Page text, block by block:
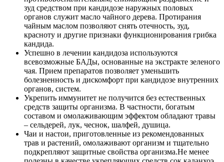
зуд средством при кандидозе наружных половых
органов служит масло чайного дерева. Протирания
чайным маслом позволяют снять отечность, зуд,
красноту и другие признаки функционирования грибка
кандида.
Успешно в лечении кандидоза используются
всевозможные БАДы, основанные на экстракте зеленого
чая. Прием препаратов позволяет уменьшить
болезненность и дискомфорт при кандидозе внутренних
органов, систем.
Укрепить иммунитет не получится без естественных
средств защиты организма. В частности, богатым
составом и омолаживающим эффектом обладают травы
– сельдерей, лук, чеснок, шалфей, душица.
Чаи и настои, приготовленные из рекомендованных
трав и растений, омолаживают организм и тщательно
подкрепляют защитные свойства организма.Не менее